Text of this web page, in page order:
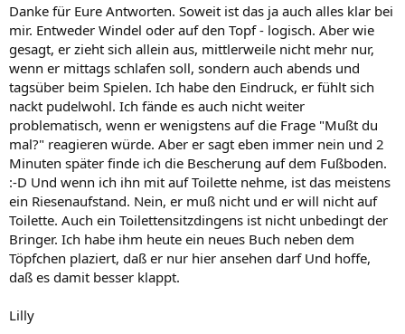
Danke für Eure Antworten. Soweit ist das ja auch alles klar bei
mir. Entweder Windel oder auf den Topf - logisch. Aber wie
gesagt, er zieht sich allein aus, mittlerweile nicht mehr nur,
wenn er mittags schlafen soll, sondern auch abends und
tagsüber beim Spielen. Ich habe den Eindruck, er fühlt sich
nackt pudelwohl. Ich fände es auch nicht weiter
problematisch, wenn er wenigstens auf die Frage "Mußt du
mal?" reagieren würde. Aber er sagt eben immer nein und 2
Minuten später finde ich die Bescherung auf dem Fußboden.
:-D Und wenn ich ihn mit auf Toilette nehme, ist das meistens
ein Riesenaufstand. Nein, er muß nicht und er will nicht auf
Toilette. Auch ein Toilettensitzdingens ist nicht unbedingt der
Bringer. Ich habe ihm heute ein neues Buch neben dem
Töpfchen plaziert, daß er nur hier ansehen darf Und hoffe,
daß es damit besser klappt.
Lilly